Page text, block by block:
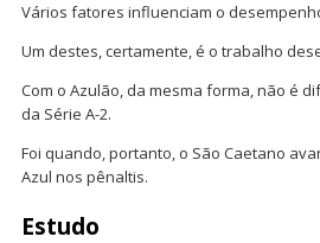
Vários fatores influenciam o
Um destes, certamente, é o trabalho
Com o Azulão, da mesma forma, não é
da Série A-2.
Foi quando, portanto, o São Caetano
Azul nos pênaltis.
Estudo